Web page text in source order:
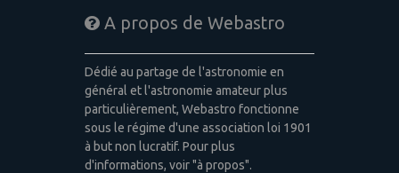
A propos de Webastro
Dédié au partage de l'astronomie en
général et l'astronomie amateur plus
particulièrement, Webastro fonctionne
sous le régime d'une association loi 1901
à but non lucratif. Pour plus
d'informations, voir "à propos".